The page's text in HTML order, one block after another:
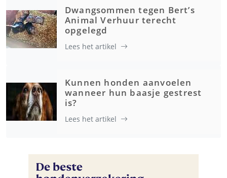
Dwangsommen tegen Bert’s
Animal Verhuur terecht
opgelegd
Lees het artikel
Kunnen honden aanvoelen
wanneer hun baasje gestrest
is?
Lees het artikel